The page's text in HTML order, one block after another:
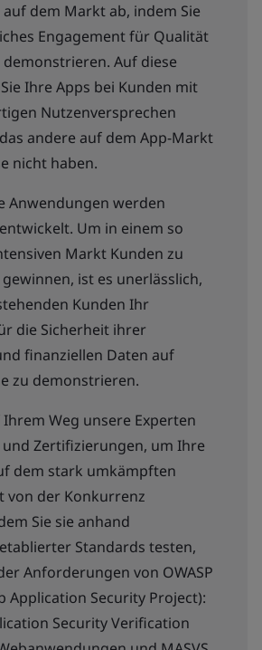
auf dem Markt ab, indem Sie
Engagement für Qualität
Auf diese
Ihre Apps bei Kunden mit
Nutzenversprechen
andere auf dem App-Markt
nicht haben.
Anwendungen werden
Um in einem so
Markt Kunden zu
ist es unerlässlich,
Kunden Ihr
die Sicherheit ihrer
finanziellen Daten auf
zu demonstrieren.
Weg unsere Experten
Zertifizierungen, um Ihre
dem stark umkämpften
von der Konkurrenz
Sie sie anhand
Standards testen,
Anforderungen von OWASP
Application Security Project):
Security Verification